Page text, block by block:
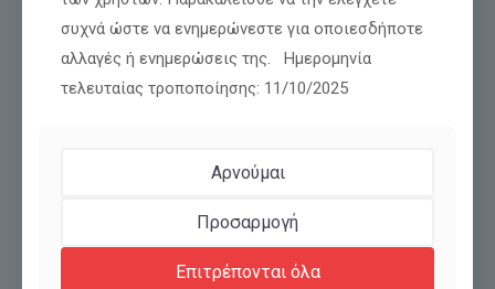
ΜΕΤΑΜΟΡΦΩΣΗ! ΑΠΟ ΛΥΚΟΙ ΝΑ ΓΙΝΟΥΜΕ
ΑΡΝΙΑ ΚΑΙ ΑΠΟ ΚΟΡΑΚΙΑ ΠΕΡΙΣΤΕΡΙΑ.
συχνά ώστε να ενημερώνεστε για οποιεσδήποτε
αλλαγές ή ενημερώσεις της. Ημερομηνία
τελευταίας τροποποίησης: 11/10/2025
Αρνούμαι
Προσαρμογή
Επιτρέπονται όλα